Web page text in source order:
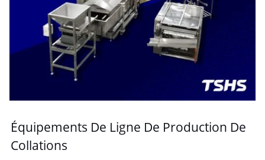
Équipements De Ligne De Production De
Collations